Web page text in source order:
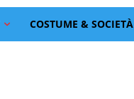
COSTUME & SOCIETÀ